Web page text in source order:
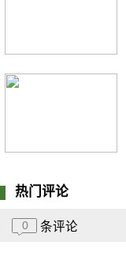
热门评论
0 条评论